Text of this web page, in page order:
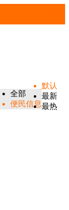
全部
便民信息
默认
最新
最热